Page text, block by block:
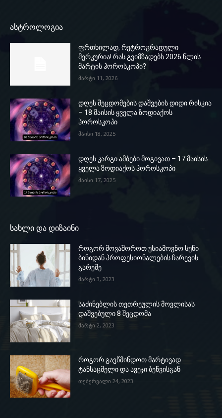
ასტროლოგია
ფრთხილად, რეტროგრადული
მერკურია! რას გვიმზადებს 2026 წლის
მარტის ჰოროსკოპი?
მარტი 11, 2026
დღეს შეცდომების დაშვების დიდი რისკია
– 18 მაისის ყველა ზოდიაქოს
ჰოროსკოპი
მაისი 18, 2025
დღეს კარგი ამბები მოგივათ – 17 მაისის
ყველა ზოდიაქოს ჰოროსკოპი
მაისი 17, 2025
სახლი და დიზაინი
როგორ მოვაშოროთ უსიამოვნო სუნი
ბინიდან პროფესიონალების ჩარევის
გარეშე
მარტი 3, 2023
საძინებლის თეთრეულის მოვლისას
დაშვებული 8 შეცდომა
მარტი 2, 2023
როგორ გავწმინდოთ მარტივად
ტანსაცმელი და ავეჯი ბეწვისგან
თებერვალი 24, 2023